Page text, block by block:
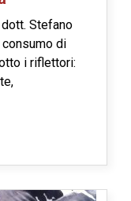
Stefano
di
i riflettori: